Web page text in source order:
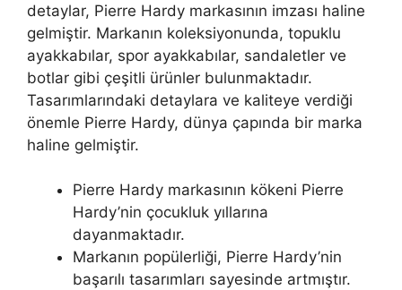
detaylar, Pierre Hardy markasının imzası haline
gelmiştir. Markanın koleksiyonunda, topuklu
ayakkabılar, spor ayakkabılar, sandaletler ve
botlar gibi çeşitli ürünler bulunmaktadır.
Tasarımlarındaki detaylara ve kaliteye verdiği
önemle Pierre Hardy, dünya çapında bir marka
haline gelmiştir.
Pierre Hardy markasının kökeni Pierre
Hardy’nin çocukluk yıllarına
dayanmaktadır.
Markanın popülerliği, Pierre Hardy’nin
başarılı tasarımları sayesinde artmıştır.